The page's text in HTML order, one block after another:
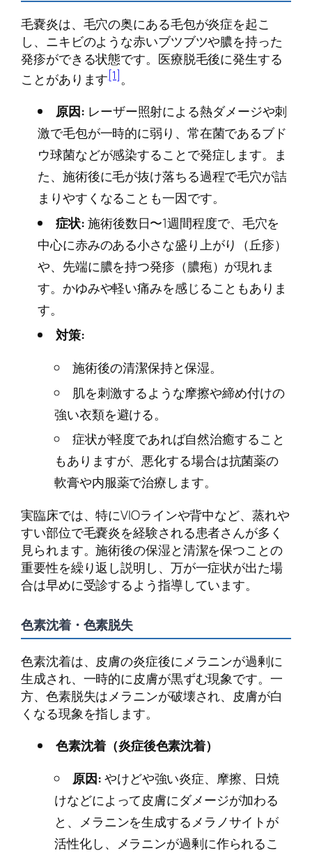
毛嚢炎は、毛穴の奥にある毛包が炎症を起こ
し、ニキビのような赤いブツブツや膿を持った
発疹ができる状態です。医療脱毛後に発生する
ことがあります[1]。
原因: レーザー照射による熱ダメージや刺
激で毛包が一時的に弱り、常在菌であるブド
ウ球菌などが感染することで発症します。ま
た、施術後に毛が抜け落ちる過程で毛穴が詰
まりやすくなることも一因です。
症状:施術後数日〜1週間程度で、毛穴を
中心に赤みのある小さな盛り上がり（丘疹）
や、先端に膿を持つ発疹（膿疱）が現れま
す。かゆみや軽い痛みを感じることもありま
す。
対策:
施術後の清潔保持と保湿。
肌を刺激するような摩擦や締め付けの
強い衣類を避ける。
症状が軽度であれば自然治癒すること
もありますが、悪化する場合は抗菌薬の
軟膏や内服薬で治療します。
実臨床では、特にVIOラインや背中など、蒸れや
すい部位で毛嚢炎を経験される患者さんが多く
見られます。施術後の保湿と清潔を保つことの
重要性を繰り返し説明し、万が一症状が出た場
合は早めに受診するよう指導しています。
色素沈着・色素脱失
色素沈着は、皮膚の炎症後にメラニンが過剰に
生成され、一時的に皮膚が黒ずむ現象です。一
方、色素脱失はメラニンが破壊され、皮膚が白
くなる現象を指します。
色素沈着（炎症後色素沈着）
原因:やけどや強い炎症、摩擦、日焼
けなどによって皮膚にダメージが加わる
と、メラニンを生成するメラノサイトが
活性化し、メラニンが過剰に作られるこ